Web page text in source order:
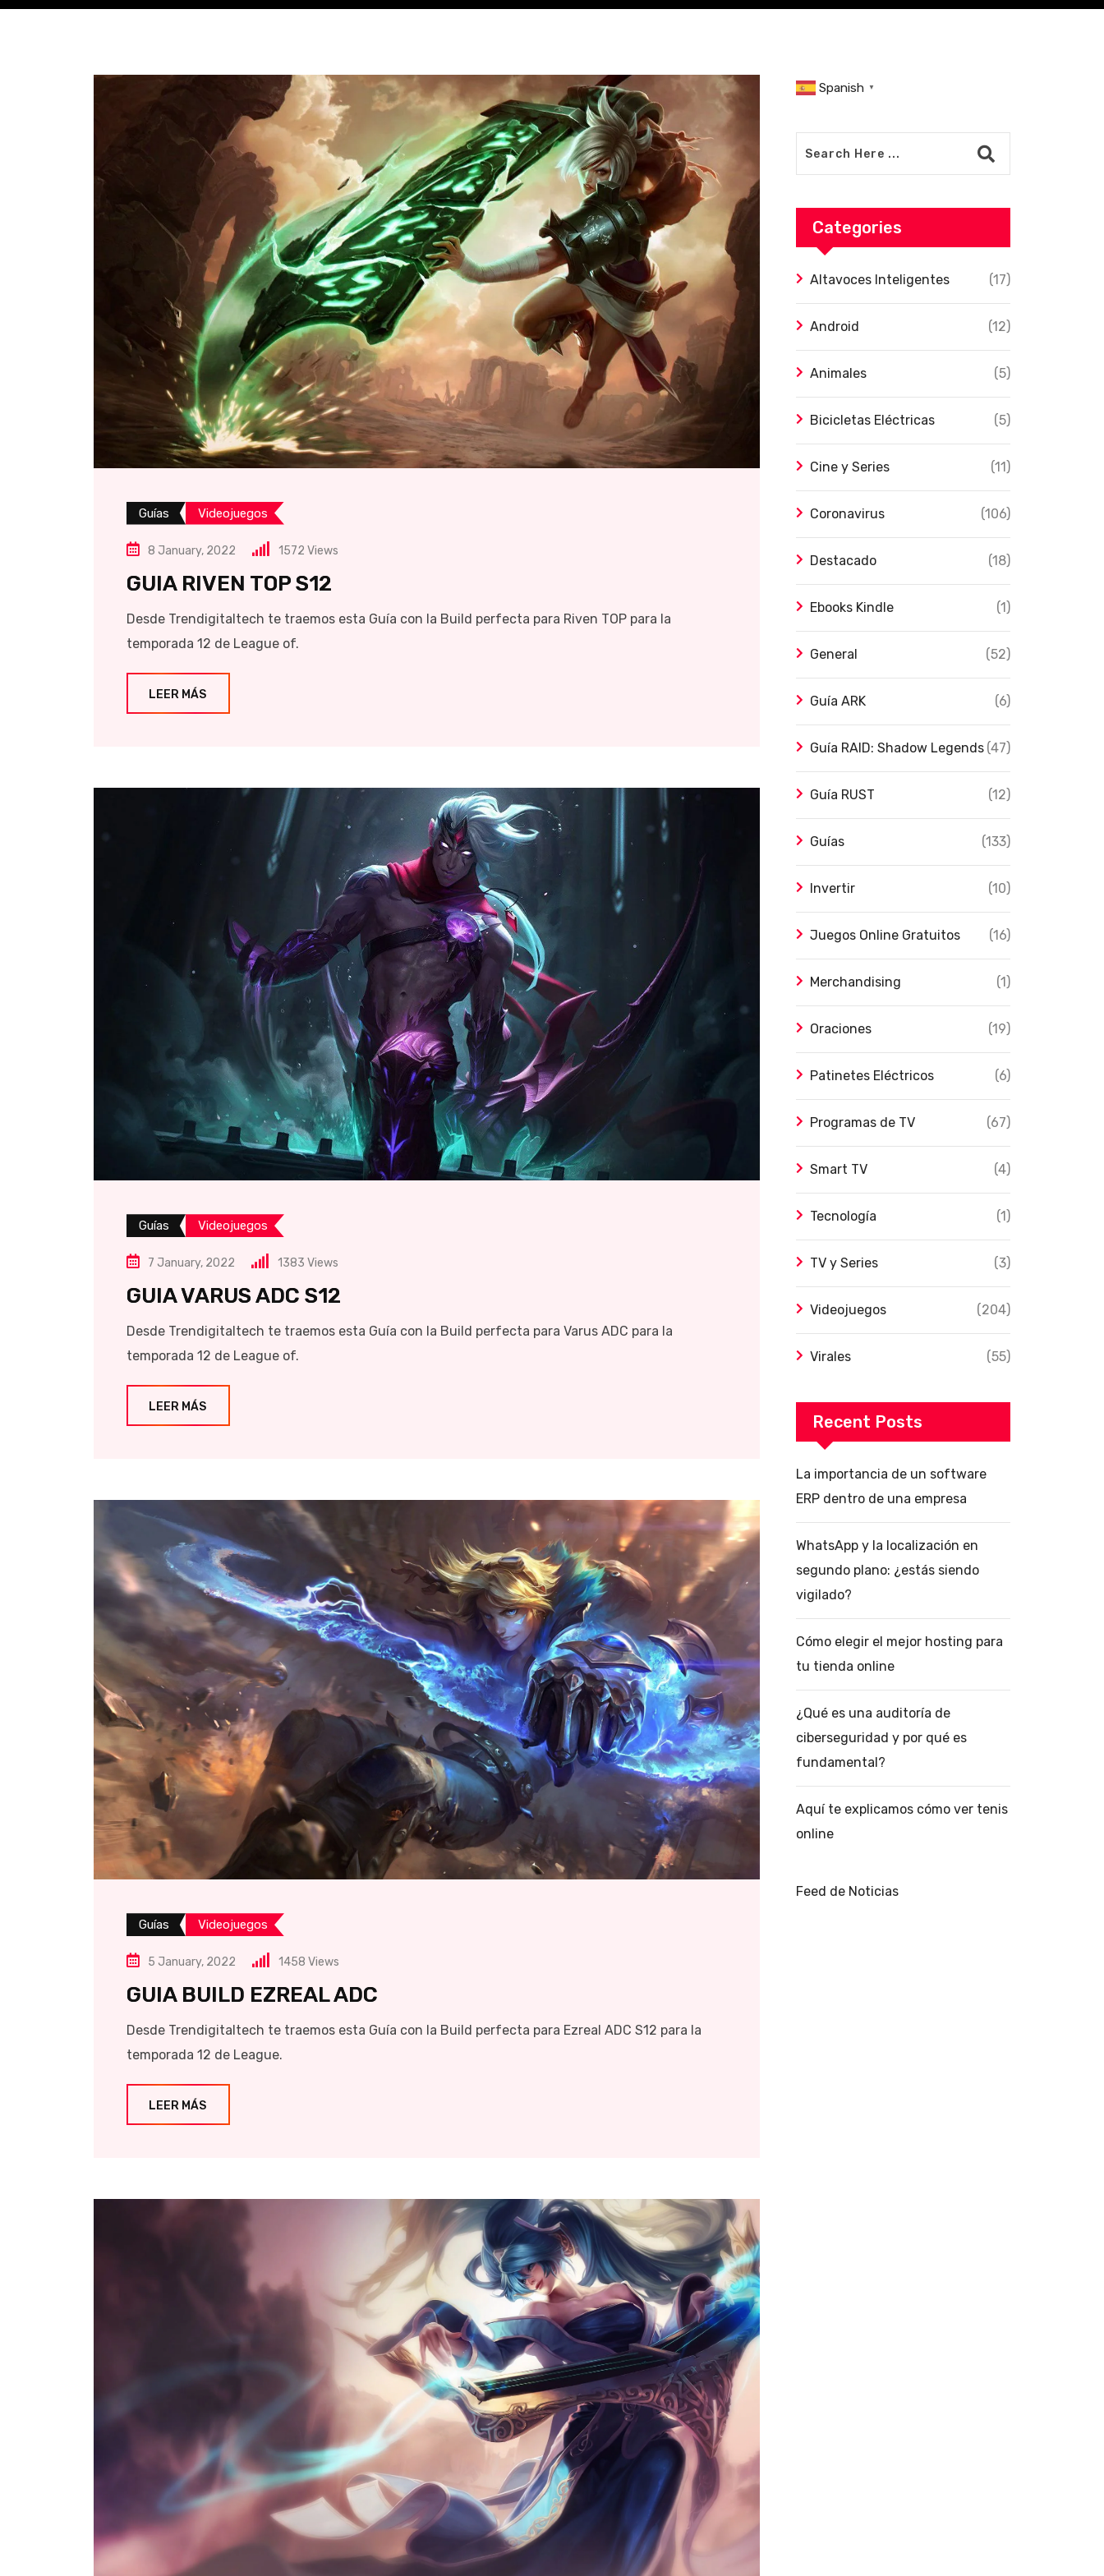
Guías Videojuegos
8 January, 2022 1572 Views
GUIA RIVEN TOP S12
Desde Trendigitaltech te traemos esta Guía con la Build perfecta para Riven TOP para la
temporada 12 de League of.
LEER MÁS
Guías Videojuegos
7 January, 2022 1383 Views
GUIA VARUS ADC S12
Desde Trendigitaltech te traemos esta Guía con la Build perfecta para Varus ADC para la
temporada 12 de League of.
LEER MÁS
Guías Videojuegos
5 January, 2022 1458 Views
GUIA BUILD EZREAL ADC
Desde Trendigitaltech te traemos esta Guía con la Build perfecta para Ezreal ADC S12 para la
temporada 12 de League.
LEER MÁS
Spanish ▼
Categories
Altavoces Inteligentes (17)
Android (12)
Animales (5)
Bicicletas Eléctricas (5)
Cine y Series (11)
Coronavirus (106)
Destacado (18)
Ebooks Kindle (1)
General (52)
Guía ARK (6)
Guía RAID: Shadow Legends (47)
Guía RUST (12)
Guías (133)
Invertir (10)
Juegos Online Gratuitos (16)
Merchandising (1)
Oraciones (19)
Patinetes Eléctricos (6)
Programas de TV (67)
Smart TV (4)
Tecnología (1)
TV y Series (3)
Videojuegos (204)
Virales (55)
Recent Posts
La importancia de un software
ERP dentro de una empresa
WhatsApp y la localización en
segundo plano: ¿estás siendo
vigilado?
Cómo elegir el mejor hosting para
tu tienda online
¿Qué es una auditoría de
ciberseguridad y por qué es
fundamental?
Aquí te explicamos cómo ver tenis
online
Feed de Noticias